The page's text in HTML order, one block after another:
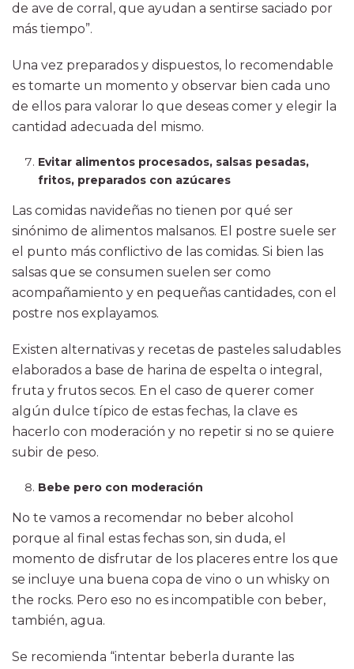
de ave de corral, que ayudan a sentirse saciado por
más tiempo”.
Una vez preparados y dispuestos, lo recomendable
es tomarte un momento y observar bien cada uno
de ellos para valorar lo que deseas comer y elegir la
cantidad adecuada del mismo.
Evitar alimentos procesados, salsas pesadas,
fritos, preparados con azúcares
Las comidas navideñas no tienen por qué ser
sinónimo de alimentos malsanos. El postre suele ser
el punto más conflictivo de las comidas. Si bien las
salsas que se consumen suelen ser como
acompañamiento y en pequeñas cantidades, con el
postre nos explayamos.
Existen alternativas y recetas de pasteles saludables
elaborados a base de harina de espelta o integral,
fruta y frutos secos. En el caso de querer comer
algún dulce típico de estas fechas, la clave es
hacerlo con moderación y no repetir si no se quiere
subir de peso.
Bebe pero con moderación
No te vamos a recomendar no beber alcohol
porque al final estas fechas son, sin duda, el
momento de disfrutar de los placeres entre los que
se incluye una buena copa de vino o un whisky on
the rocks. Pero eso no es incompatible con beber,
también, agua.
Se recomienda “intentar beberla durante las